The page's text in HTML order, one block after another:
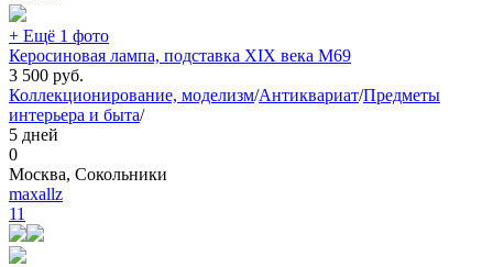
+ Ещё 1 фото
Керосиновая лампа, подставка XIX века М69
3 500 руб.
Коллекционирование, моделизм/Антиквариат/Предметы
интерьера и быта/
5 дней
0
Москва, Сокольники
maxallz
11